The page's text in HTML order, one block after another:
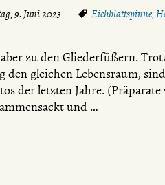
9. Juni 2023 Eichblattspinne,
zu den Gliederfüßern.
gleichen Lebensraum,
der letzten Jahre.
und …